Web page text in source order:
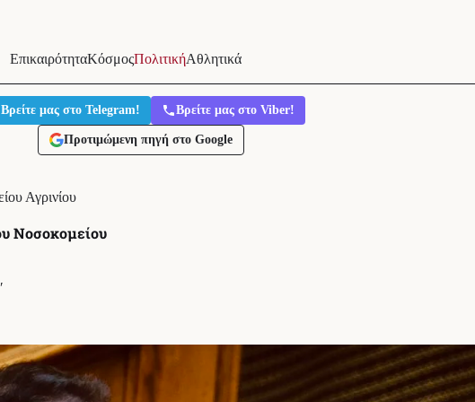
ΕπικαιρότηταΚόσμοςΠολιτικήΑθλητικά
Βρείτε μας στο Telegram! Βρείτε μας στο Viber!
Προτιμώμενη πηγή στο Google
Αγρινίου
Νοσοκομείου